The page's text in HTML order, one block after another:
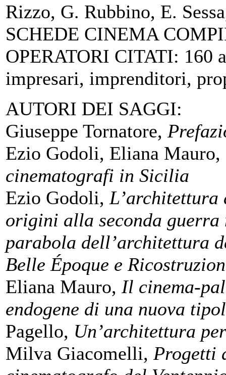
Rizzo, G. Rubbino, E.
SCHEDE CINEMA
OPERATORI CITATI: 160
impresari, imprenditori,
AUTORI DEI SAGGI:
Giuseppe Tornatore,
Ezio Godoli, Eliana Mauro,
cinematografi in Sicilia
Ezio Godoli,
origini alla seconda guerra
parabola dell’architettura
Belle Époque e
Eliana Mauro, Il cinema-
endogene di una nuova
Pagello, Un’architettura
Milva Giacomelli,Progetti